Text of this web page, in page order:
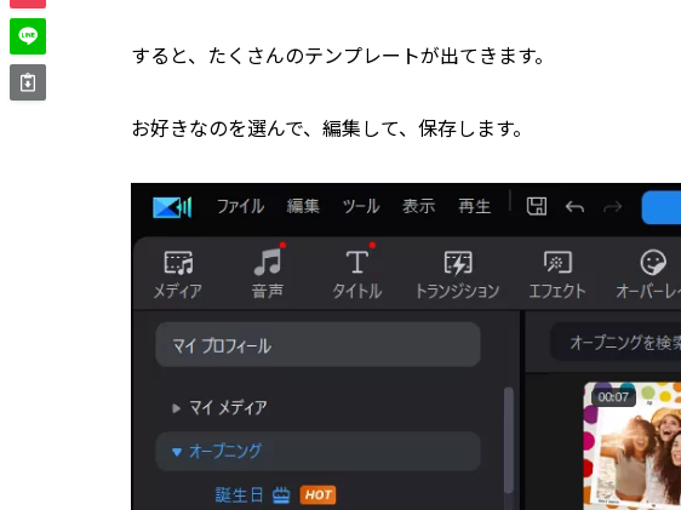
すると、たくさんのテンプレートが出てきます。
お好きなのを選んで、編集して、保存します。